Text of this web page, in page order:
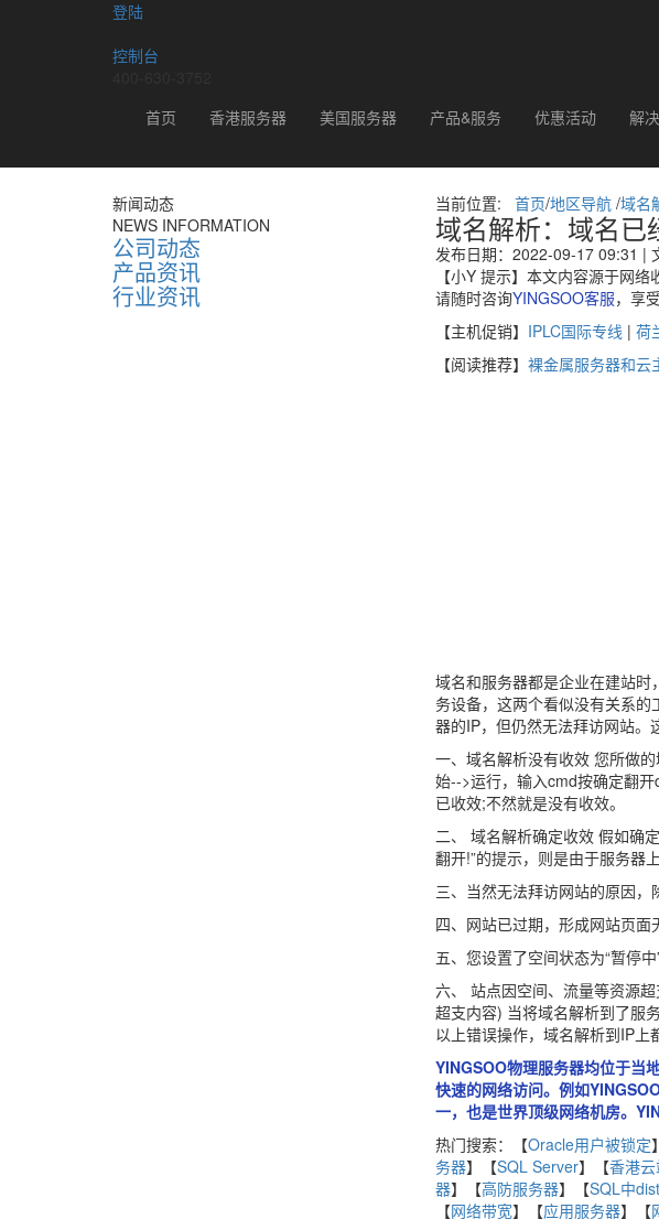
登陆
控制台
首页
香港服务器 美国服务器 产品&服务 优惠活动 解
新闻动态
NEWS INFORMATION
公司动态
产品资讯
行业资讯
当前位置: 首页/地区导航/域名
域名解析：域名
发布日期：2022-09-17 09:31 |
【小Y 提示】本文内容源于网
请随时咨询YINGSOO客服，享
【主机促销】 IPLC国际专线| 荷
【阅读推荐】 裸金属服务器和云
域名和服务器都是企业在建站
务设备，这两个看似没有关系
器的IP，但仍然无法拜访网站。
一、域名解析没有收效 您所做
始-->运行，输入cmd按确定翻
已收效;不然就是没有收效。
二、 域名解析确定收效 假如确
翻开!”的提示，则是由于服务器
三、当然无法拜访网站的原因，
四、网站已过期，形成网站页
五、您设置了空间状态为“暂停
六、 站点因空间、流量等资源
超支内容) 当将域名解析到了服
以上错误操作，域名解析到IP上
YINGSOO物理服务器均位于当
快速的网络访问。例如
一，也是世界顶级网络机房。
热门搜索：【Oracle用户被锁定
务器】【SQL Server】【香港
器】【高防服务器】【SQL中
【网络带宽】【应用服务器】【